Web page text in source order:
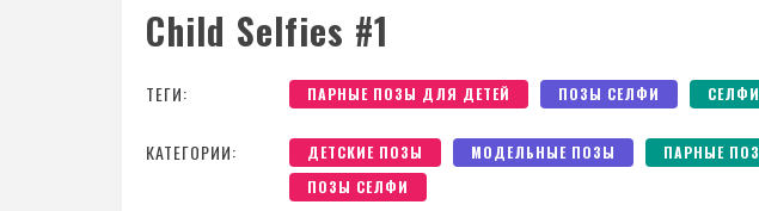
Child Selfies #1
ТЕГИ: ПАРНЫЕ ПОЗЫ ДЛЯ ДЕТЕЙ ПОЗЫ СЕЛФИ
КАТЕГОРИИ: ДЕТСКИЕ ПОЗЫ МОДЕЛЬНЫЕ ПОЗЫ ПАРНЫЕ
ПОЗЫ СЕЛФИ